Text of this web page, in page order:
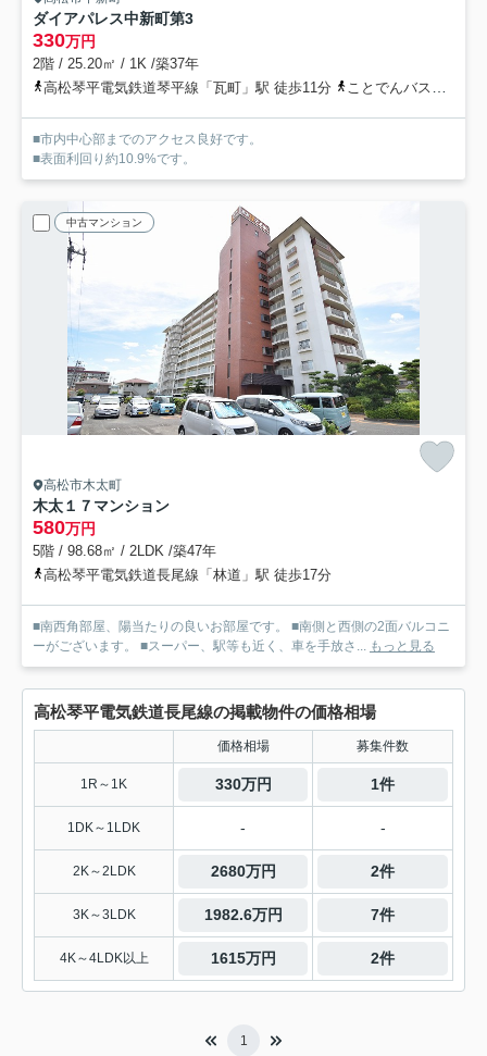
ダイアパレス中新町第3
330万円
2階 / 25.20㎡ / 1K /築37年
高松琴平電気鉄道琴平線「瓦町」駅 徒歩11分
ことでんバス「中新町（ことでんバス）」バス停下車 徒歩1分
■市内中心部までのアクセス良好です。
■表面利回り約10.9%です。
中古マンション
高松市木太町
木太１７マンション
580万円
5階 / 98.68㎡ / 2LDK /築47年
高松琴平電気鉄道長尾線「林道」駅 徒歩17分
■南西角部屋、陽当たりの良いお部屋です。 ■南側と西側の2面バルコニ
ーがございます。 ■スーパー、駅等も近く、車を手放さ... もっと見る
高松琴平電気鉄道長尾線の掲載物件の価格相場
価格相場 募集件数
1R～1K 330万円 1件
1DK～1LDK - -
2K～2LDK 2680万円 2件
3K～3LDK 1982.6万円 7件
4K～4LDK以上 1615万円 2件
1